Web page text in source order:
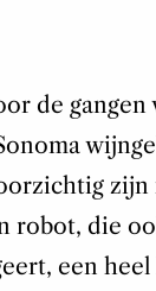
de gangen
zijn
robot, die
een